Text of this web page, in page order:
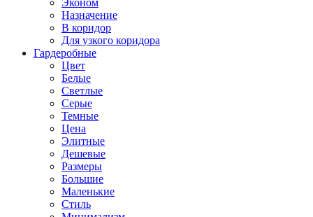
Эконом
Назначение
В коридор
Для узкого коридора
Гардеробные
Цвет
Белые
Светлые
Серые
Темные
Цена
Элитные
Дешевые
Размеры
Большие
Маленькие
Стиль